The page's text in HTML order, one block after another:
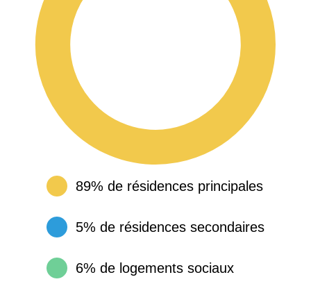
89% de résidences principales
5% de résidences secondaires
6% de logements sociaux